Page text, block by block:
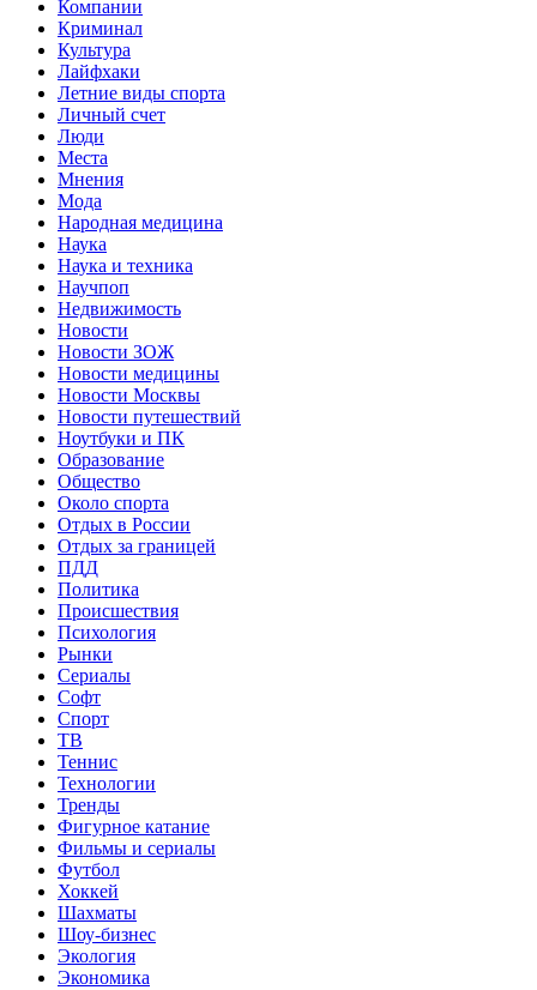
Компании
Криминал
Культура
Лайфхаки
Летние виды спорта
Личный счет
Люди
Места
Мнения
Мода
Народная медицина
Наука
Наука и техника
Научпоп
Недвижимость
Новости
Новости ЗОЖ
Новости медицины
Новости Москвы
Новости путешествий
Ноутбуки и ПК
Образование
Общество
Около спорта
Отдых в России
Отдых за границей
ПДД
Политика
Происшествия
Психология
Рынки
Сериалы
Софт
Спорт
ТВ
Теннис
Технологии
Тренды
Фигурное катание
Фильмы и сериалы
Футбол
Хоккей
Шахматы
Шоу-бизнес
Экология
Экономика